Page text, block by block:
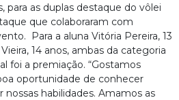
para as duplas destaque do vôlei
que colaboraram com
Para a aluna Vitória Pereira, 13
14 anos, ambas da categoria
foi a premiação. “Gostamos
oportunidade de conhecer
nossas habilidades. Amamos as